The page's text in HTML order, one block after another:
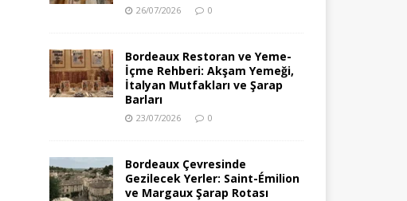
26/07/2026 0
Bordeaux Restoran ve Yeme-
İçme Rehberi: Akşam Yemeği,
İtalyan Mutfakları ve Şarap
Barları
23/07/2026 0
Bordeaux Çevresinde
Gezilecek Yerler: Saint-Émilion
ve Margaux Şarap Rotası